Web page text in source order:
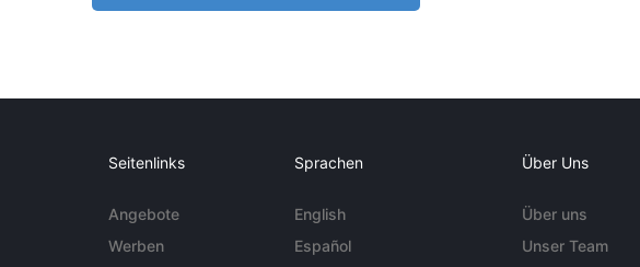
Seitenlinks
Angebote
Werben
Sprachen
English
Español
Über Uns
Über uns
Unser Team